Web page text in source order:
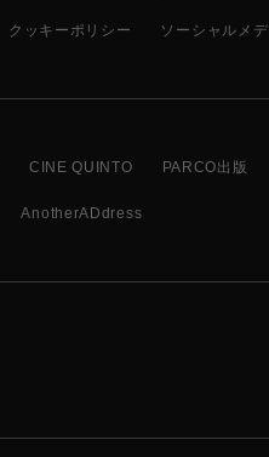
クッキーポリシー ソーシャルメ
CINE QUINTO PARCO出版
AnotherADdress